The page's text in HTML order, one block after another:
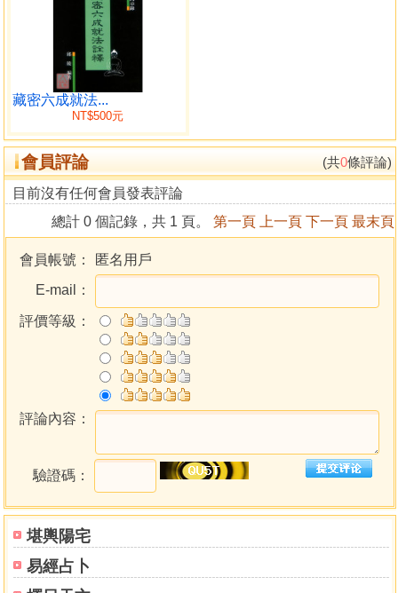
堪輿陽宅
易經占卜
國大圓滿心髓研究中心(在香港和加拿大設有分部)，並且不定
期出版《常樂文庫》，他們正作為「開路先鋒」在海外弘揚
心髓。近幾年，從漢地遠赴青藏地區求學大圓滿心髓者亦不
乏人，這說明越來越多的人認識到心髓的殊勝和重要。本書
分為上下二編；上編着重心髓精義的探討；下著重心髓修法
的教授，理法均備。我同時編撰的本書姐妹篇《藏密大手印
修法探奥亦已竣稿，體例相同。我熱切期待着並列為藏密無
上瑜伽的最高法門的大圓滿和大手印，同時在海峽兩岸得到
更多人的理解，得到更泛的弘揚！
上編：大圓滿心髓精義
一、九乘之巔
二、傳承典籍
三、殊勝功徳
四、加行為基
五、九次第定
六、見性開悟
七、光明風脈
九、觀光要訣
十、黑關慧照
下編：大圓滿心髓教授
大圓滿最勝心中心引導略要(節錄)
一、前行
(一)顯示特别隱密的口訣
藏密六成就法...
NT$500元
會員評論 (共0條評論)
目前沒有任何會員發表評論
總計 0 個記錄，共 1 頁。 第一頁 上一頁 下一頁 最末頁
會員帳號：
匿名用戶
E-mail：
評價等級：
評論內容：
驗證碼：